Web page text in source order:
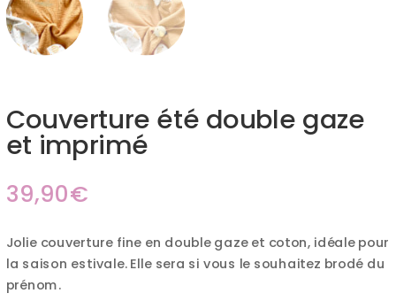
Couverture été double gaze
et imprimé
39,90€
Jolie couverture fine en double gaze et coton, idéale pour
la saison estivale. Elle sera si vous le souhaitez brodé du
prénom.